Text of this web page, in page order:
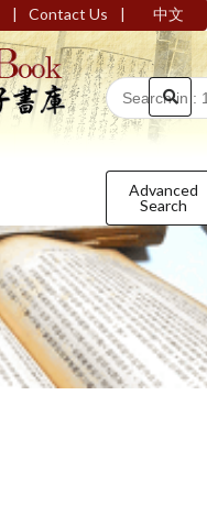
| Contact Us | 中文
Advanced
Search